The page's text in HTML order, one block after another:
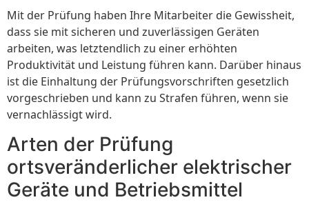
Mit der Prüfung haben Ihre Mitarbeiter die Gewissheit,
dass sie mit sicheren und zuverlässigen Geräten
arbeiten, was letztendlich zu einer erhöhten
Produktivität und Leistung führen kann. Darüber hinaus
ist die Einhaltung der Prüfungsvorschriften gesetzlich
vorgeschrieben und kann zu Strafen führen, wenn sie
vernachlässigt wird.
Arten der Prüfung
ortsveränderlicher elektrischer
Geräte und Betriebsmittel